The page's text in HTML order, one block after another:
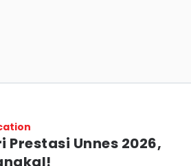
Prestasi Unnes 2026,